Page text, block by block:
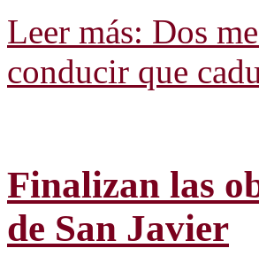
Leer más: Dos
conducir que
Finalizan las
de San Javier